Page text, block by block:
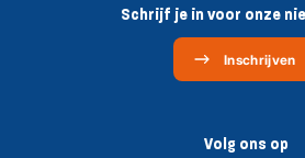
Schrijf je in voor onze
Inschrijven
Volg ons op